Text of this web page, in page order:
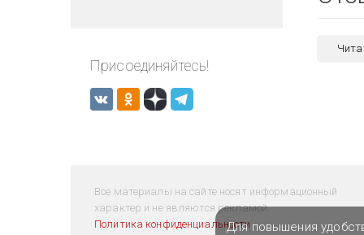
Присоединяйтесь!
Все материалы на сайте носят информационный
характер и не являются рекламой.
Политика конфиденциальностиДля повышения